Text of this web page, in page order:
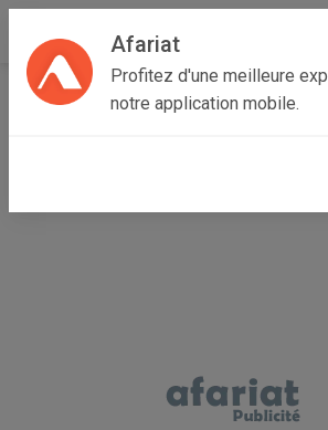
Afariat
Profitez d'une meilleure
notre application mobile.
Accueil Véhicules Grand Tunis